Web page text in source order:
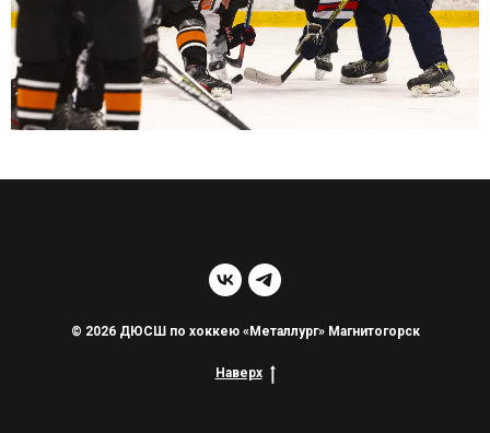
© 2026 ДЮСШ по хоккею «Металлург» Магнитогорск
Наверх